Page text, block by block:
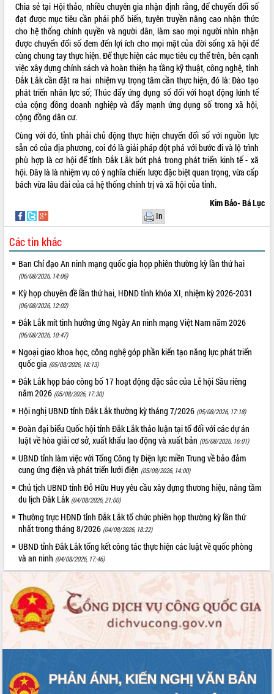
Lễ truy tặng danh hiệu “Bà Mẹ Việt
Nam Anh hùng” và trao Huân chương
Lao động
UBND tỉnh Đắk Lắk triển khai nhiệm
vụ 6 tháng cuối năm 2026
Kỳ họp thứ Hai, Hội đồng nhân dân
tỉnh khóa XI quyết nghị nhiều nội dung
quan trọng
Bí thư Tỉnh ủy Lương Nguyễn Minh
cách mạng
Rà soát, hoàn thiện hệ thống thiết chế
văn hóa, thể thao đáp ứng yêu cầu
phát triển mới
Minh
Lễ truy điệu và an táng hài cốt liệt sĩ
tại Nghĩa trang Liệt sĩ xã Sơn Hòa
Bàn giải pháp tháo gỡ khó khăn trong
xuất khẩu sầu riêng và triển khai quy
định EUDR
Thứ trưởng Bộ Nông nghiệp và Môi
vùng trồng và doanh nghiệp đóng gói
sầu riêng tại Đắk Lắk
Trình diễn nghệ thuật chế biến các
món ăn từ sầu riêng
Đắk Lắk công bố Quy hoạch và xúc
tiến đầu tư tỉnh
Ngành cá ngừ Đắk Lắk chủ động thích
ứng để giữ vững thị trường xuất khẩu
Diễn đàn Kinh tế tư nhân Việt Nam đột
Đề án 06 tạo bước ngoặt đột phá trong
cải cách hành chính tỉnh Đắk Lắk
Kết nối tour, đẩy mạnh chuyển đổi số
để phát triển du lịch Đắk Lắk
Khởi động Dự án Đầu tư xây dựng hạ
tầng kỹ thuật Cụm công nghiệp Tân
Tiến
Gặp mặt các cơ quan báo chí nhân Kỷ
niệm 101 năm Ngày Báo chí Cách
mạng Việt Nam
Đắk Lắk sơ kết 4 năm triển khai thực
hiện Đề án 06 của Chính phủ
Họp báo thông tin về Hội nghị Công bố
Quy hoạch và Xúc tiến đầu tư tỉnh Đắk
Lắk
giải ngân vốn khắc phục thiên tai
ALBUM ẢNH
LIÊN KẾT WEB
THỐNG KÊ TRUY CẬP
Hôm nay: 27113
Tất cả: 66003255
Chia sẻ tại Hội thảo, nhiều chuyên gia nhận định rằng, để chuyển đổi số
đạt được mục tiêu cần phải phổ biến, tuyên truyền nâng cao nhận thức
cho hệ thống chính quyền và người dân, làm sao mọi người nhìn nhận
được chuyển đổi số đem đến lợi ích cho mọi mặt của đời sống xã hội để
cùng chung tay thực hiện. Để thực hiện các mục tiêu cụ thể trên, bên cạnh
việc xây dựng chính sách và hoàn thiện hạ tầng kỹ thuật, công nghệ, tỉnh
Đắk Lắk cần đặt ra hai nhiệm vụ trọng tâm cần thực hiện, đó là: Đào tạo
phát triển nhân lực số; Thúc đẩy ứng dụng số đối với hoạt động kinh tế
của cộng đồng doanh nghiệp và đẩy mạnh ứng dụng số trong xã hội,
cộng đồng dân cư.
Cùng với đó, tỉnh phải chủ động thực hiện chuyển đổi số với nguồn lực
sẵn có của địa phương, coi đó là giải pháp đột phá với bước đi và lộ trình
phù hợp là cơ hội để tỉnh Đắk Lắk bứt phá trong phát triển kinh tế - xã
hội. Đây là là nhiệm vụ có ý nghĩa chiến lược đặc biệt quan trọng, vừa cấp
bách vừa lâu dài của cả hệ thống chính trị và xã hội của tỉnh.
Kim Bảo- Bá Lục
In
Các tin khác
Ban Chỉ đạo An ninh mạng quốc gia họp phiên thường kỳ lần thứ hai
(06/08/2026, 14:06)
Kỳ họp chuyên đề lần thứ hai, HĐND tỉnh khóa XI, nhiệm kỳ 2026-2031
(06/08/2026, 12:02)
Đắk Lắk mít tinh hưởng ứng Ngày An ninh mạng Việt Nam năm 2026
(06/08/2026, 10:47)
Ngoại giao khoa học, công nghệ góp phần kiến tạo năng lực phát triển
quốc gia (05/08/2026, 18:13)
Đắk Lắk họp báo công bố 17 hoạt động đặc sắc của Lễ hội Sầu riêng
năm 2026 (05/08/2026, 17:30)
Hội nghị UBND tỉnh Đắk Lắk thường kỳ tháng 7/2026 (05/08/2026, 17:18)
Đoàn đại biểu Quốc hội tỉnh Đắk Lắk thảo luận tại tổ đối với các dự án
luật về hòa giải cơ sở, xuất khẩu lao động và xuất bản (05/08/2026, 16:01)
UBND tỉnh làm việc với Tổng Công ty Điện lực miền Trung về bảo đảm
cung ứng điện và phát triển lưới điện (05/08/2026, 14:00)
Chủ tịch UBND tỉnh Đỗ Hữu Huy yêu cầu xây dựng thương hiệu, nâng tầm
du lịch Đắk Lắk (04/08/2026, 21:00)
Thường trực HĐND tỉnh Đắk Lắk tổ chức phiên họp thường kỳ lần thứ
nhất trong tháng 8/2026 (04/08/2026, 18:22)
UBND tỉnh Đắk Lắk tổng kết công tác thực hiện các luật về quốc phòng
và an ninh (04/08/2026, 17:46)